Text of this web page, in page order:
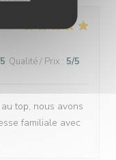
Qualité / Prix : 5/5
top, nous avons
familiale avec